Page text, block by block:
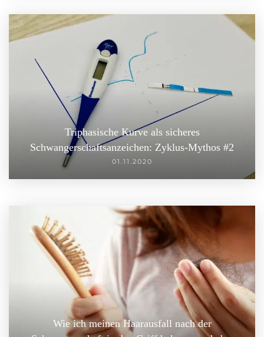
Triphasische Kurve als sicheres
Schwangerschaftsanzeichen: Zyklus-Mythos #2
01.11.2020
Wie ich meinen Haarausfall nach der